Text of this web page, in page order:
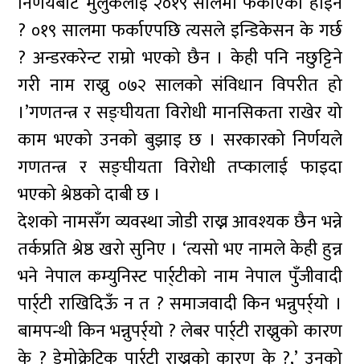
? ०१९ सालमा फर्काएपछि त्यसले इन्डिकेसन के गर्छ
? अन्डरकरेन्ट राम्रो भएको छैन । केही पनि नछुट्टिने
गरी नाम राख्नु ०७२ सालको संविधान विपरीत हो
।’गणतन्त्र र सङ्घीयता विरोधी मानसिकता राखेर यो
काम भएको उनको बुझाइ छ । सरकारको निर्णयले
गणतन्त्र र सङ्घीयता विरोधी तप्कालाई फाइदा
भएको श्रेष्ठको दाबी छ ।
देशको नामसँग व्यवस्था जोडी राख्न आवश्यक छैन भन्ने
तर्कप्रति श्रेष्ठ खरो सुनिए । ‘त्यसो भए नामले केही हुन्न
भने नेपाल कम्युनिस्ट पार्र्टीको नाम नेपाल पुँजीवादी
पार्र्टी राखिदिऊँ न त ? समाजवादी किन भन्नुपर्र्याे ।
बामपन्थी किन भन्नुपर्र्याे ? लेबर पार्र्टी राख्नुको कारण